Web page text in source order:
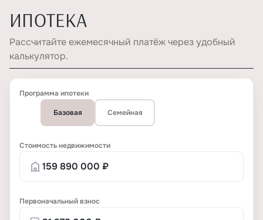
ИПОТЕКА
Рассчитайте ежемесячный платёж через удобный
калькулятор.
Программа ипотеки
Базовая Семейная
Стоимость недвижимости
Первоначальный взнос